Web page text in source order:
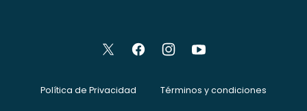
Política de Privacidad Términos y condiciones